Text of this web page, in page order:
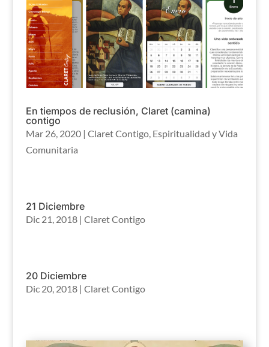
En tiempos de reclusión, Claret (camina)
contigo
Mar 26, 2020| Claret Contigo, Espiritualidad y Vida
Comunitaria
21 Diciembre
Dic 21, 2018| Claret Contigo
20 Diciembre
Dic 20, 2018| Claret Contigo